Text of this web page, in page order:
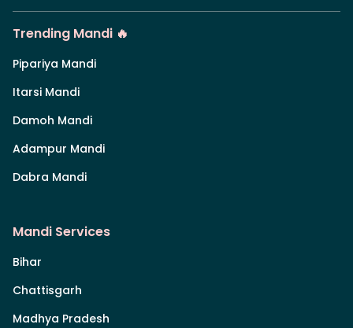
Trending Mandi 🔥
Pipariya Mandi
Itarsi Mandi
Damoh Mandi
Adampur Mandi
Dabra Mandi
Mandi Services
Bihar
Chattisgarh
Madhya Pradesh